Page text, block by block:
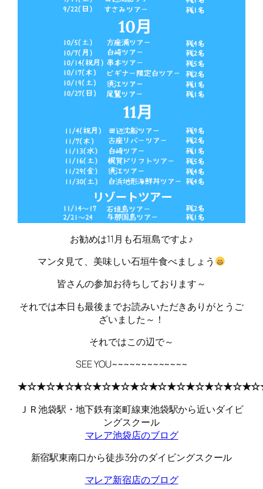
お勧めは11月も石垣島ですよ♪
マンタ見て、美味しい石垣牛食べましょう
皆さんの参加お待ちしております～
それでは本日も最後までお読みいただきありがとうご
ざいました～！
それではこの辺で～
SEE YOU~~~~~~~~~~~~~
ＪＲ池袋駅・地下鉄有楽町線東池袋駅から近いダイビ
ングスクール
マレア池袋店のブログ
新宿駅東南口から徒歩3分のダイビングスクール
マレア新宿店のブログ